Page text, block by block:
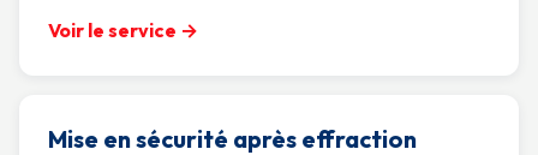
Voir le service →
Mise en sécurité après effraction